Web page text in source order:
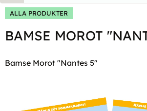
ALLA PRODUKTER
BAMSE MOROT
Bamse Morot "Nantes 5"